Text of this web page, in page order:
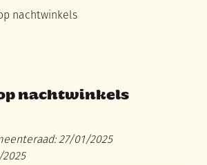
items
nachtwinkels
nachtwinkels
27/01/2025